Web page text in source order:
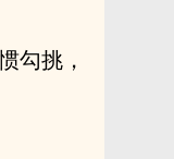
勾挑，